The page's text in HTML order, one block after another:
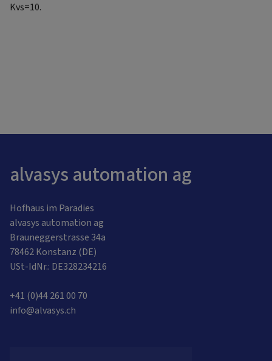
Kvs=10.
alvasys automation ag
Hofhaus im Paradies
alvasys automation ag
Brauneggerstrasse 34a
78462 Konstanz (DE)
USt-IdNr.: DE328234216
+41 (0)44 261 00 70
info@alvasys.ch